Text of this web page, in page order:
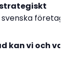
företag,
kan vi och var